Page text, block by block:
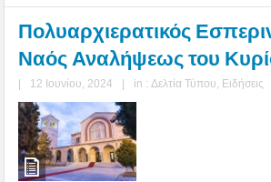
Πολυαρχιερατικός
Ναός Αναλήψεως του
| 12 Ιουνίου, 2024 | in : Δελτία Τύπου Ειδήσεις